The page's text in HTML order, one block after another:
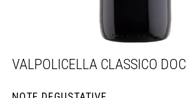
VALPOLICELLA CLASSICO DOC